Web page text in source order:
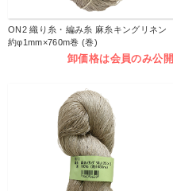
ON2 織り糸・編み糸 麻糸キングリネン
約φ1mm×760m巻 (巻)
卸価格は会員のみ公開